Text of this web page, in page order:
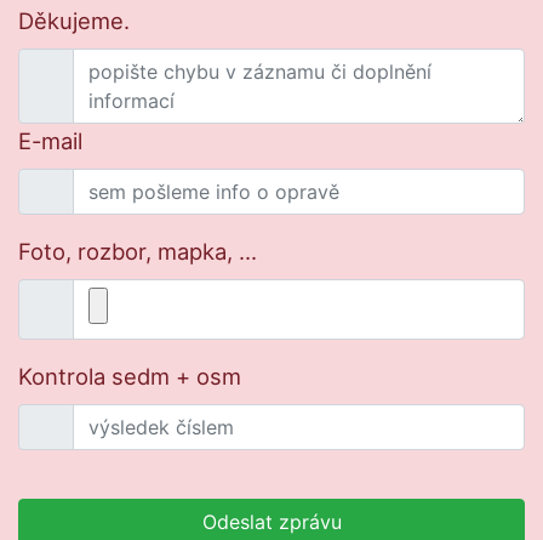
Děkujeme.
E-mail
Foto, rozbor, mapka, ...
Kontrola sedm + osm
Odeslat zprávu